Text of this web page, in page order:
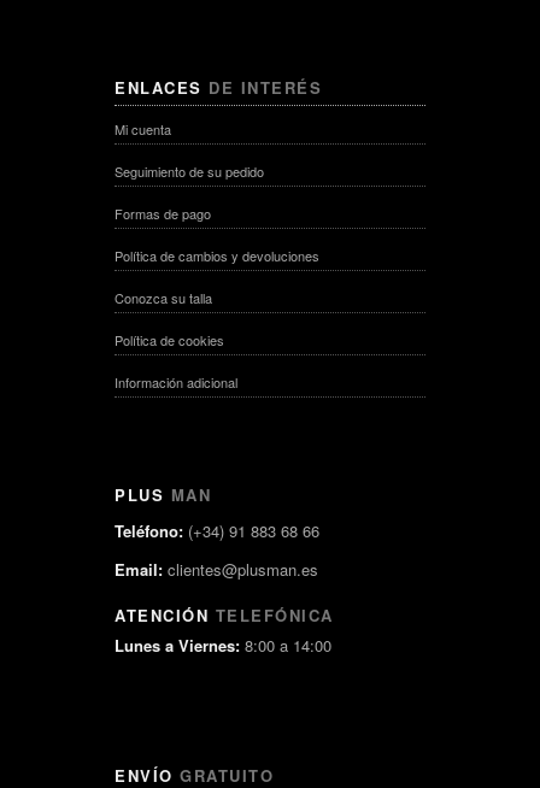
ENLACES DE INTERÉS
Mi cuenta
Seguimiento de su pedido
Formas de pago
Política de cambios y devoluciones
Conozca su talla
Política de cookies
Información adicional
PLUS MAN
Teléfono: (+34) 91 883 68 66
Email: clientes@plusman.es
ATENCIÓN TELEFÓNICA
Lunes a Viernes: 8:00 a 14:00
ENVÍO GRATUITO